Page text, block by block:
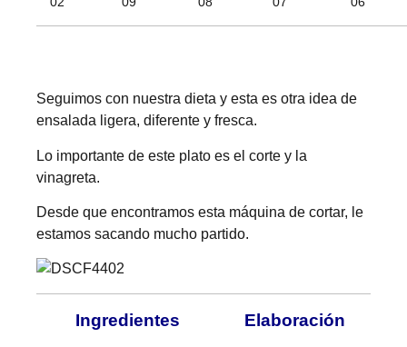
Seguimos con nuestra dieta y esta es otra idea de
ensalada ligera, diferente y fresca.
Lo importante de este plato es el corte y la
vinagreta.
Desde que encontramos esta máquina de cortar, le
estamos sacando mucho partido.
Ingredientes Elaboración